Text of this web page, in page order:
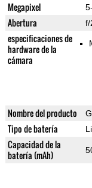
Megapixel
Abertura f/
especificaciones de
hardware de la
cámara
Nombre del producto
Tipo de batería
Capacidad de la
batería (mAh)